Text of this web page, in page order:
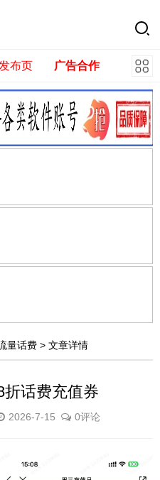
布页 广告合作
量话费 > 文章详情
话费充值券
2026-7-15 0评论